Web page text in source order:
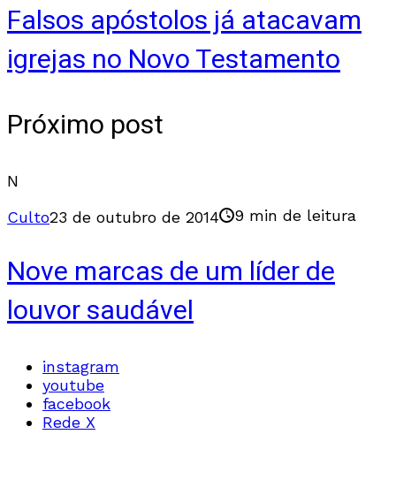
Falsos apóstolos já atacavam
igrejas no Novo Testamento
Próximo post
N
Culto23 de outubro de 2014 9 min de leitura
Nove marcas de um líder de
louvor saudável
instagram
youtube
facebook
Rede X